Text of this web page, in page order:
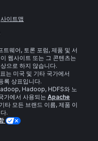
사이트맵
트웨어, 토론 포럼, 제품 및 서
웹사이트 또는 그 콘텐츠는
으로 하지 않습니다.
는 미국 및 기타 국가에서
록 상표입니다.
Hadoop, HDFS와 노
가에서 사용되는 Apache
타 모든 브랜드 이름, 제품 이
.